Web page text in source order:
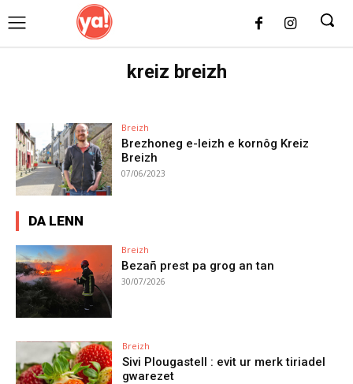
kreiz breizh
Breizh
Brezhoneg e-leizh e kornôg Kreiz
Breizh
07/06/2023
DA LENN
Breizh
Bezañ prest pa grog an tan
30/07/2026
Breizh
Sivi Plougastell : evit ur merk tiriadel
gwarezet